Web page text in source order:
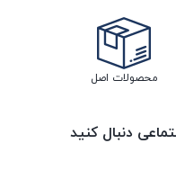
محصولات اصل
دنبال کنید